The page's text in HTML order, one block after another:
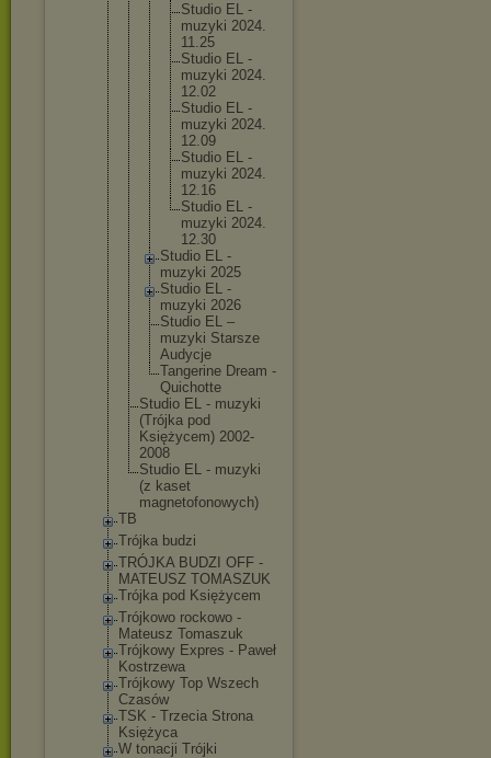
Studio EL -
muzyki 2024.
11.25
Studio EL -
muzyki 2024.
12.02
Studio EL -
muzyki 2024.
12.09
Studio EL -
muzyki 2024.
12.16
Studio EL -
muzyki 2024.
12.30
Studio EL -
muzyki 2025
Studio EL -
muzyki 2026
Studio EL –
muzyki Starsze
Audycje
Tangerine Dream -
Quichotte
Studio EL - muzyki
(Trójka pod
Księżycem) 2002-
2008
Studio EL - muzyki
(z kaset
magnetofonowych)
TB
Trójka budzi
TRÓJKA BUDZI OFF -
MATEUSZ TOMASZUK
Trójka pod Księżycem
Trójkowo rockowo -
Mateusz Tomaszuk
Trójkowy Expres - Paweł
Kostrzewa
Trójkowy Top Wszech
Czasów
TSK - Trzecia Strona
Księżyca
W tonacji Trójki